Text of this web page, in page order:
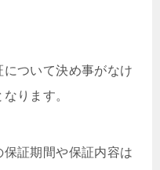
ついて決め事がなけ
ります。
証期間や保証内容は